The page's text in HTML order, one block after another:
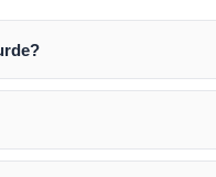
koodi. Selle abil saate
ning võib võtta
edastame teile